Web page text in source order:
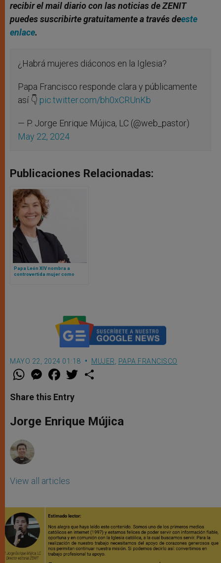
recibir el mail diario con las noticias de ZENIT
puedes suscribirte gratuitamente a través deeste
enlace.
¿Habrá mujeres diáconos en la Iglesia?
Papa Francisco responde clara y públicamente
así 👇 pic.twitter.com/bh0xCRUnKb
— P. Jorge Enrique Mújica, LC (@web_pastor)
May 22, 2024
Publicaciones Relacionadas:
Papa León XIV nombra a
controvertida mujer como
MAYO 22, 2024 01:18 MUJER PAPA FRANCISCO
W
t
s
p
p
M
e
s
e
g
e
F
a
e
b
o
k
w
r
Share this Entry
Jorge Enrique Mújica
View all articles